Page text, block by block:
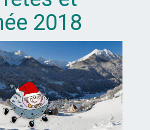
2018